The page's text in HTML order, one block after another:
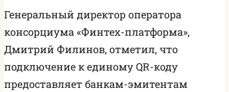
Генеральный директор оператора
консорциума «Финтех-платформа»,
Дмитрий Филинов, отметил, что
подключение к единому QR-коду
предоставляет банкам-эмитентам